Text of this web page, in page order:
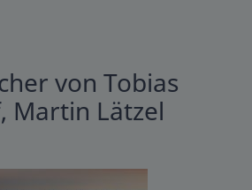
von Tobias
Martin Lätzel